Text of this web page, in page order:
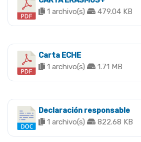
1 archivo(s)
479.04 KB
Carta ECHE
1 archivo(s)
1.71 MB
Declaración responsable
1 archivo(s)
822.68 KB